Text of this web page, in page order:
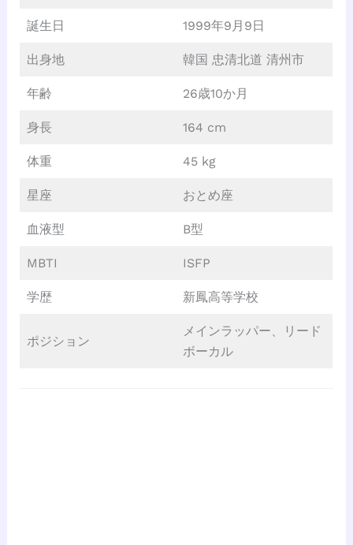
誕生日 1999年9月9日
出身地 韓国 忠清北道 清州市
年齢 26歳10か月
身長 164 cm
体重 45 kg
星座 おとめ座
血液型 B型
MBTI ISFP
学歴 新鳳高等学校
ポジション
メインラッパー、リード
ボーカル